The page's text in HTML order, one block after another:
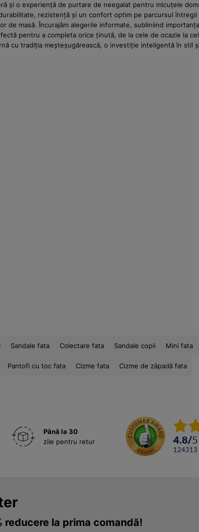
și o experiență de purtare de neegalat pentru micuțele
rezistență și un confort optim pe parcursul întregii
masă. Încurajăm alegerile informate, subliniind
pentru a completa orice ținută, de la cele de ocazie la
cu tradiția meșteșugărească, o investiție inteligentă în stil
Sandale fata Colectare fata Sandale copii Mini fata
Pantofi cu toc fata Cizme fata Cizme de zăpadă fata
Până la 30
zile pentru retur
4.8/5
124313
la prima comandă!